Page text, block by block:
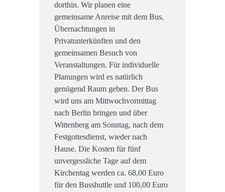
dorthin. Wir planen eine
gemeinsame Anreise mit dem Bus,
Übernachtungen in
Privatunterkünften und den
gemeinsamen Besuch von
Veranstaltungen. Für individuelle
Planungen wird es natürlich
genügend Raum geben. Der Bus
wird uns am Mittwochvormittag
nach Berlin bringen und über
Wittenberg am Sonntag, nach dem
Festgottesdienst, wieder nach
Hause. Die Kosten für fünf
unvergessliche Tage auf dem
Kirchentag werden ca. 68,00 Euro
für den Busshuttle und 100,00 Euro